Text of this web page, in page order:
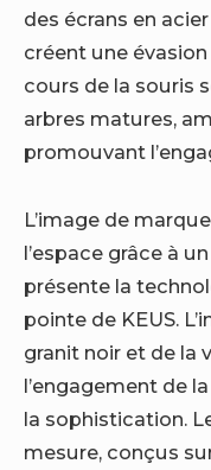
des écrans en
créent une
cours de la souris
arbres matures,
promouvant
L’image de
l’espace grâce à
présente la
pointe de KEUS.
granit noir et de la
l’engagement de
la sophistication.
mesure, conçus